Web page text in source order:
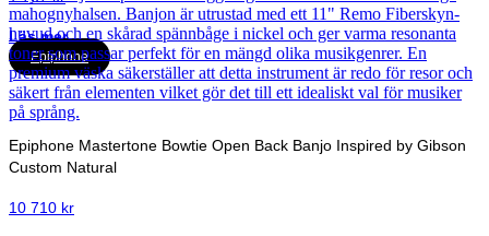
Läs mer
Epiphone
Epiphone Mastertone Bowtie Open Back Banjo Inspired by Gibson
Custom Natural
10 710 kr